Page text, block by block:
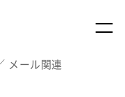
メール関連